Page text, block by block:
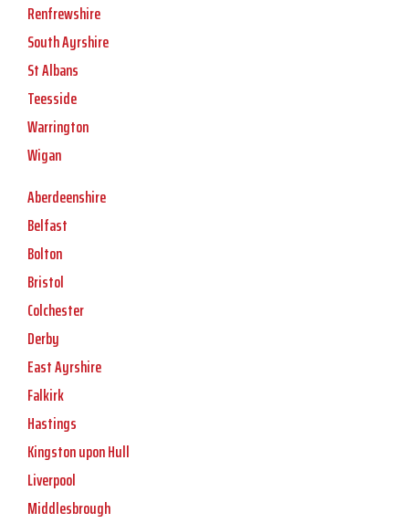
Renfrewshire
South Ayrshire
St Albans
Teesside
Warrington
Wigan
Aberdeenshire
Belfast
Bolton
Bristol
Colchester
Derby
East Ayrshire
Falkirk
Hastings
Kingston upon Hull
Liverpool
Middlesbrough